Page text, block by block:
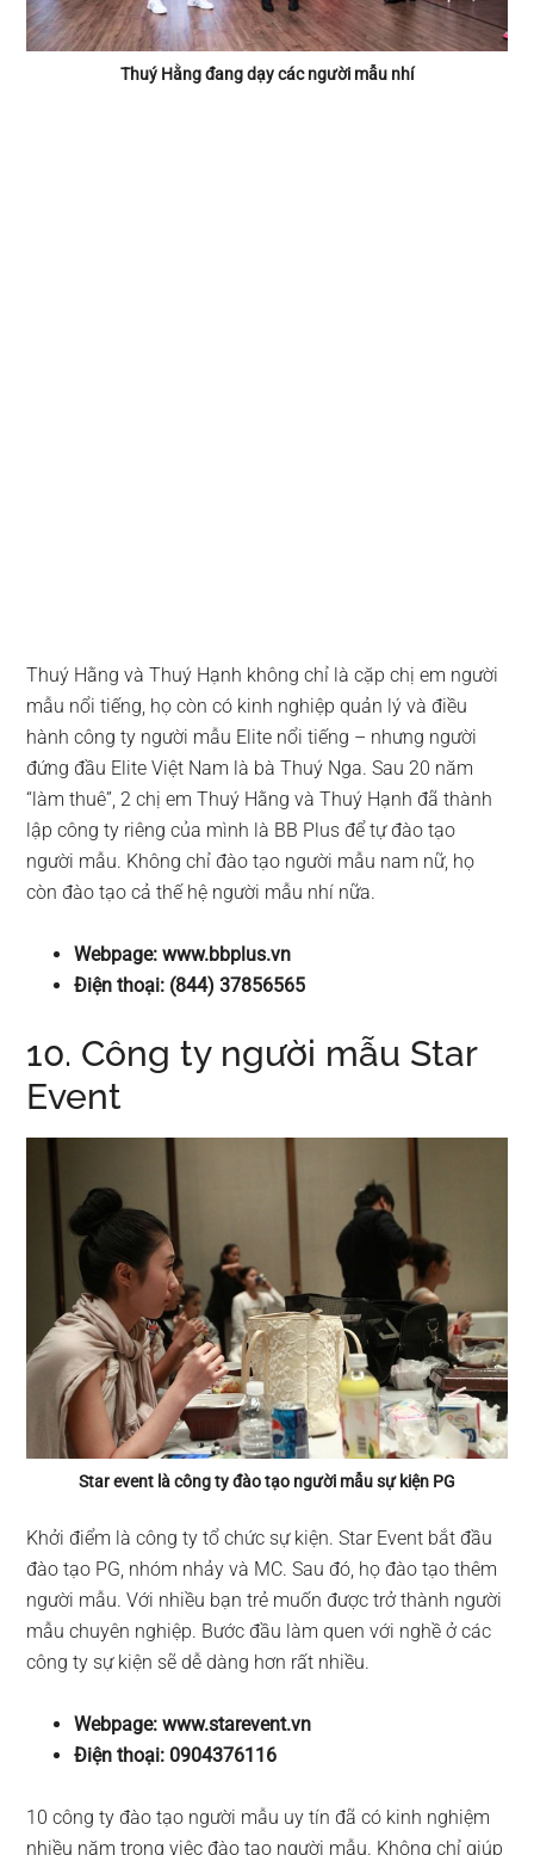
Thuý Hằng đang dạy các người mẫu nhí
Thuý Hằng và Thuý Hạnh không chỉ là cặp chị em người
mẫu nổi tiếng, họ còn có kinh nghiệp quản lý và điều
hành công ty người mẫu Elite nổi tiếng – nhưng người
đứng đầu Elite Việt Nam là bà Thuý Nga. Sau 20 năm
“làm thuê”, 2 chị em Thuý Hằng và Thuý Hạnh đã thành
lập công ty riêng của mình là BB Plus để tự đào tạo
người mẫu. Không chỉ đào tạo người mẫu nam nữ, họ
còn đào tạo cả thế hệ người mẫu nhí nữa.
Webpage: www.bbplus.vn
Điện thoại: (844) 37856565
10. Công ty người mẫu Star
Event
Star event là công ty đào tạo người mẫu sự kiện PG
Khởi điểm là công ty tổ chức sự kiện. Star Event bắt đầu
đào tạo PG, nhóm nhảy và MC. Sau đó, họ đào tạo thêm
người mẫu. Với nhiều bạn trẻ muốn được trở thành người
mẫu chuyên nghiệp. Bước đầu làm quen với nghề ở các
công ty sự kiện sẽ dễ dàng hơn rất nhiều.
Webpage: www.starevent.vn
Điện thoại: 0904376116
10 công ty đào tạo người mẫu uy tín đã có kinh nghiệm
nhiều năm trong việc đào tạo người mẫu. Không chỉ giúp